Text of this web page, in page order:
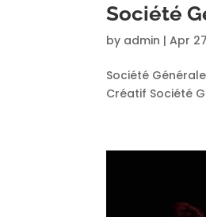
Société
by admin |Apr
Société
Créatif Société